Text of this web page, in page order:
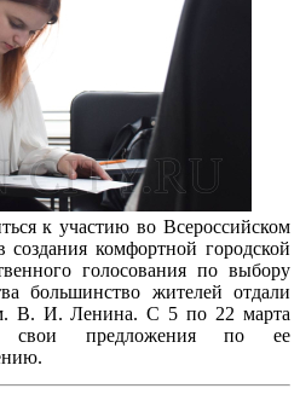
к участию во Всероссийском
создания комфортной городской
голосования по выбору
большинство жителей отдали
В. И. Ленина. С 5 по 22 марта
свои предложения по ее